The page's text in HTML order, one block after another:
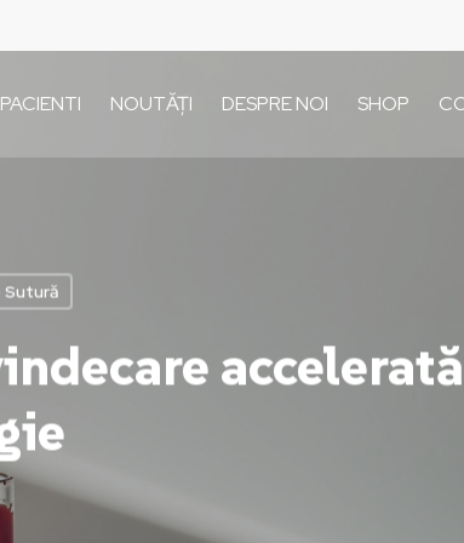
PACIENTI NOUTĂȚI DESPRE NOI SHOP
Sutură
accelerată